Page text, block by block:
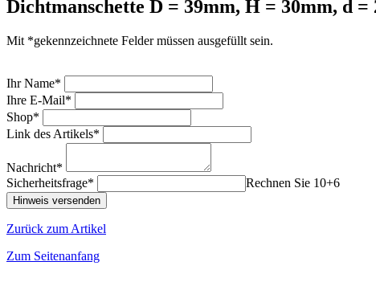
Dichtmanschette D = 39mm, H = 30mm, d =
Mit *gekennzeichnete Felder müssen ausgefüllt sein.
Ihr Name*
Ihre E-Mail*
Shop*
Link des Artikels*
Nachricht*
Sicherheitsfrage*
Rechnen Sie 10+6
Zurück zum Artikel
Zum Seitenanfang